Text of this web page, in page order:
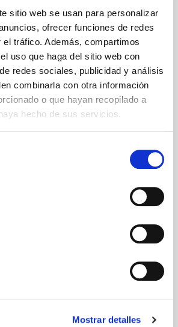
sitio web se usan para personalizar
ofrecer funciones de redes
tráfico. Además, compartimos
uso que haga del sitio web con
redes sociales, publicidad y análisis
combinarla con otra información
o que hayan recopilado a
hecho de sus servicios.
Mostrar detalles